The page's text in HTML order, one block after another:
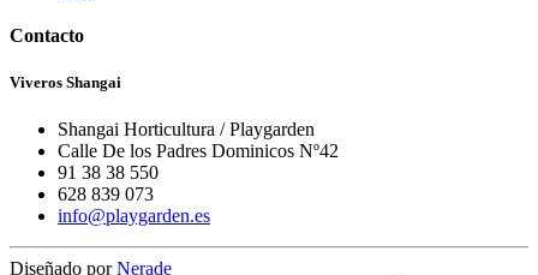
Contacto
Viveros Shangai
Shangai Horticultura / Playgarden
Calle De los Padres Dominicos Nº42
91 38 38 550
628 839 073
info@playgarden.es
Diseñado porNerade